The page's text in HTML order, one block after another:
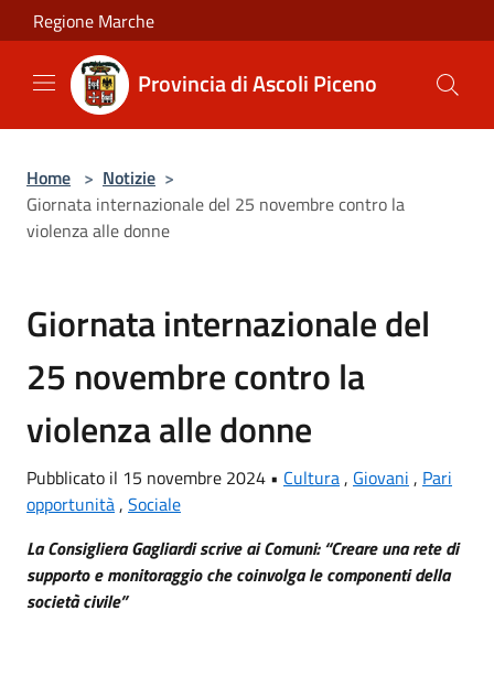
Salta al contenuto principale
Regione Marche
Provincia di Ascoli Piceno
Home > Notizie >
Giornata internazionale del 25 novembre contro la
violenza alle donne
Giornata internazionale del
25 novembre contro la
violenza alle donne
Pubblicato il 15 novembre 2024 • Cultura, Giovani , Pari
opportunità, Sociale
La Consigliera Gagliardi scrive ai Comuni: “Creare una rete di
supporto e monitoraggio che coinvolga le componenti della
società civile”